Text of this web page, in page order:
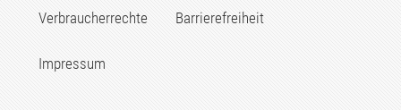
Verbraucherrechte Barrierefreiheit
Impressum